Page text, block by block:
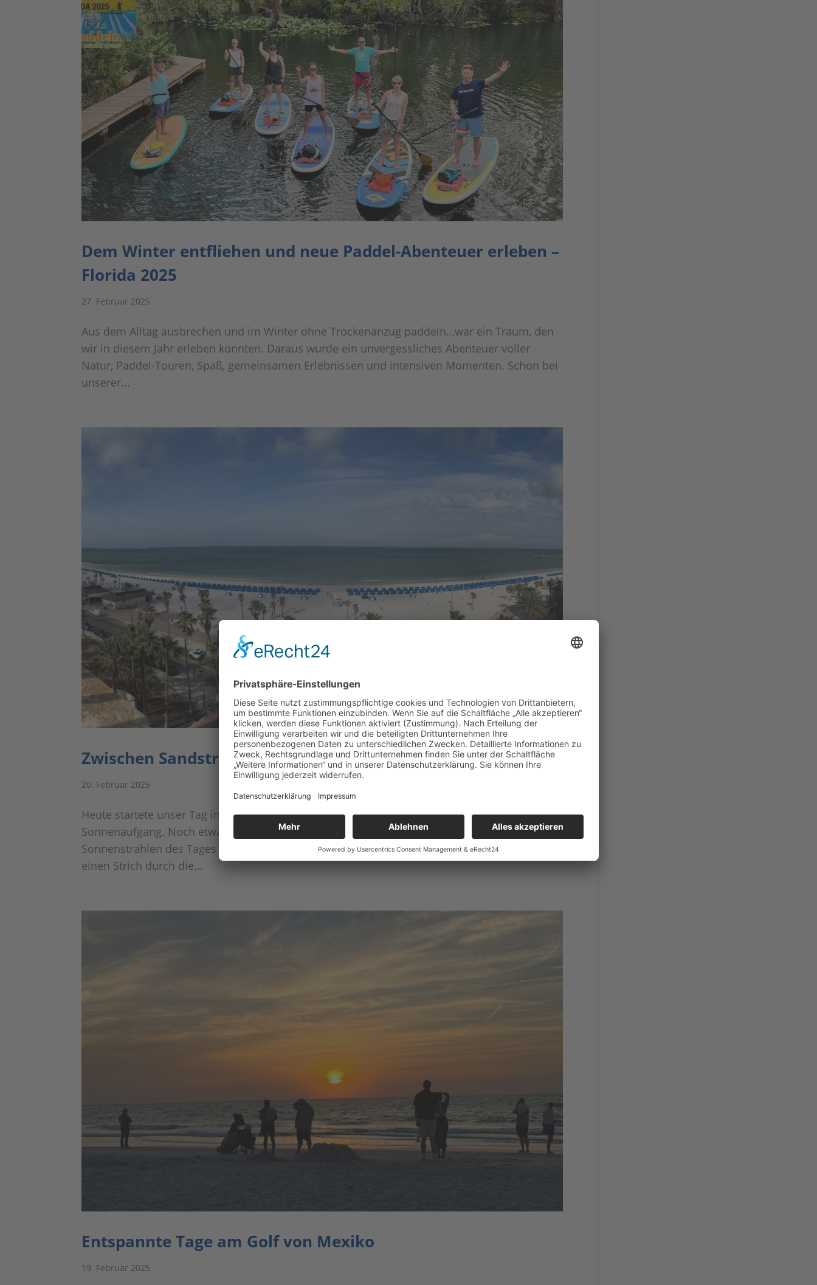
Dem Winter entfliehen und neue Paddel-Abenteuer erleben –
Florida 2025
27. Februar 2025
Aus dem Alltag ausbrechen und im Winter ohne Trockenanzug paddeln…war ein Traum, den
wir in diesem Jahr erleben konnten. Daraus wurde ein unvergessliches Abenteuer voller
Natur, Paddel-Touren, Spaß, gemeinsamen Erlebnissen und intensiven Momenten. Schon bei
unserer...
Zwischen Sandstrand und Palmen
20. Februar 2025
Heute startete unser Tag in Clearwater mit der Hoffnung auf einen spektakulären
Sonnenaufgang. Noch etwas verschlafen machten wir uns auf den Weg, die ersten
Sonnenstrahlen des Tages am Horizont zu begrüßen. Doch leider machte uns das Wetter
einen Strich durch die...
Entspannte Tage am Golf von Mexiko
19. Februar 2025